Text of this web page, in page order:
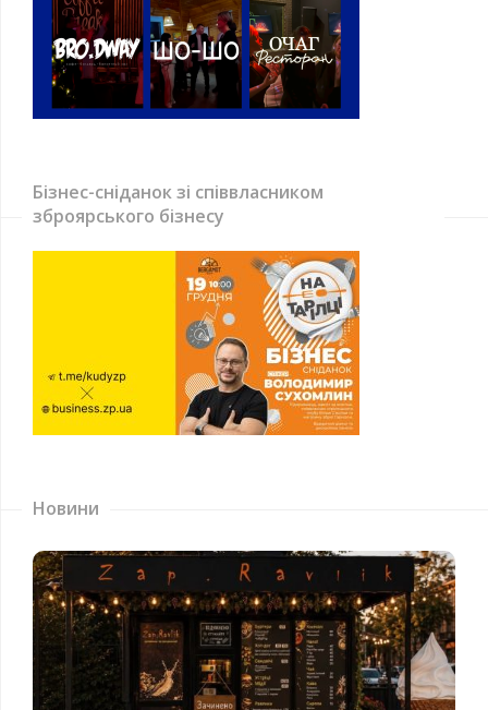
Бізнес-сніданок зі співвласником
зброярського бізнесу
Новини